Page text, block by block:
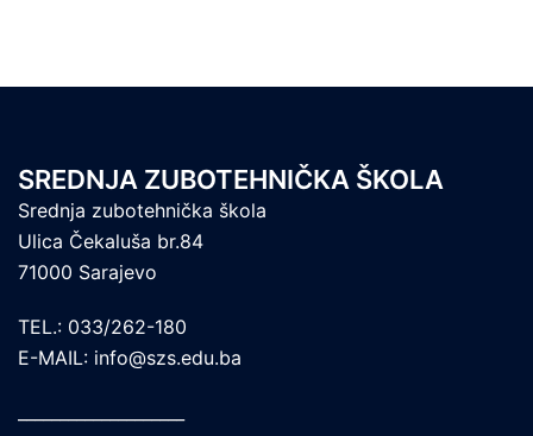
SREDNJA ZUBOTEHNIČKA ŠKOLA
Srednja zubotehnička škola
Ulica Čekaluša br.84
71000 Sarajevo
TEL.: 033/262-180
E-MAIL: info@szs.edu.ba